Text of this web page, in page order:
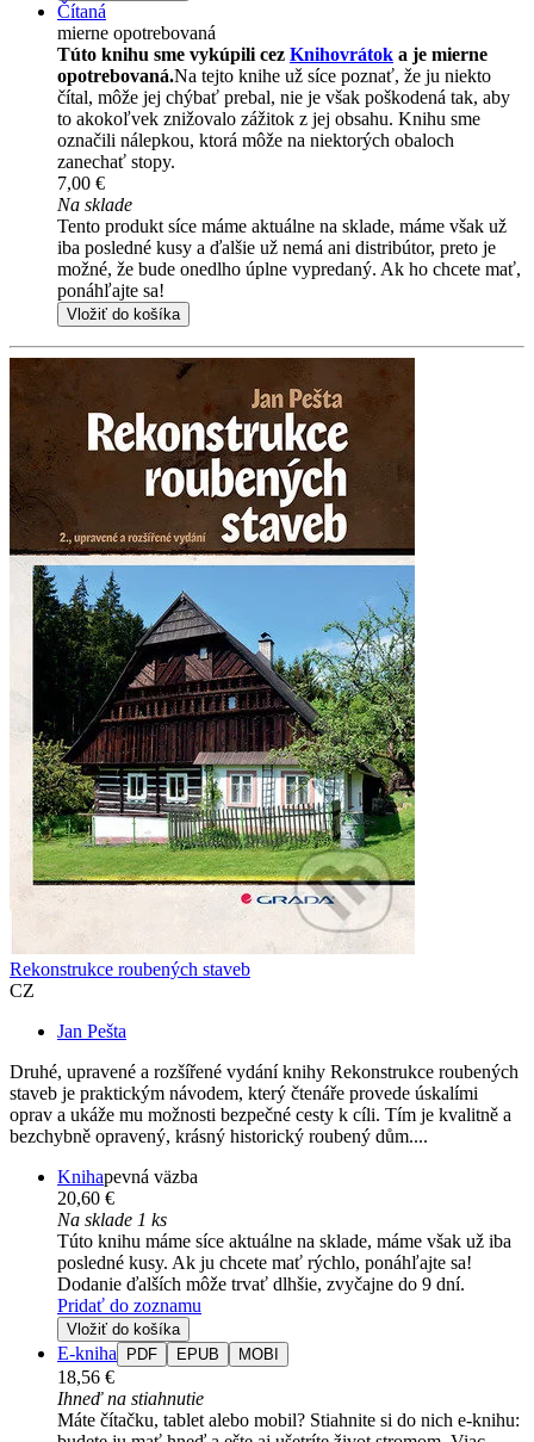
Čítaná
mierne opotrebovaná
Túto knihu sme vykúpili cez Knihovrátok a je mierne
opotrebovaná.Na tejto knihe už síce poznať, že ju niekto
čítal, môže jej chýbať prebal, nie je však poškodená tak, aby
to akokoľvek znižovalo zážitok z jej obsahu. Knihu sme
označili nálepkou, ktorá môže na niektorých obaloch
zanechať stopy.
7,00 €
Na sklade
Tento produkt síce máme aktuálne na sklade, máme však už
iba posledné kusy a ďalšie už nemá ani distribútor, preto je
možné, že bude onedlho úplne vypredaný. Ak ho chcete mať,
ponáhľajte sa!
Vložiť do košíka
Rekonstrukce roubených staveb
CZ
Jan Pešta
Druhé, upravené a rozšířené vydání knihy Rekonstrukce roubených
staveb je praktickým návodem, který čtenáře provede úskalími
oprav a ukáže mu možnosti bezpečné cesty k cíli. Tím je kvalitně a
bezchybně opravený, krásný historický roubený dům....
Knihapevná väzba
20,60 €
Na sklade 1 ks
Túto knihu máme síce aktuálne na sklade, máme však už iba
posledné kusy. Ak ju chcete mať rýchlo, ponáhľajte sa!
Dodanie ďalších môže trvať dlhšie, zvyčajne do 9 dní.
Pridať do zoznamu
Vložiť do košíka
E-kniha PDF EPUB MOBI
18,56 €
Ihneď na stiahnutie
Máte čítačku, tablet alebo mobil? Stiahnite si do nich e-knihu: